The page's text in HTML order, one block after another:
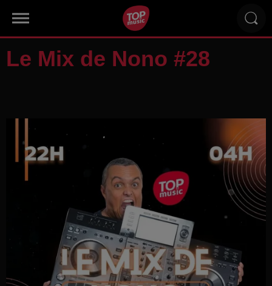
Le Mix de Nono #28